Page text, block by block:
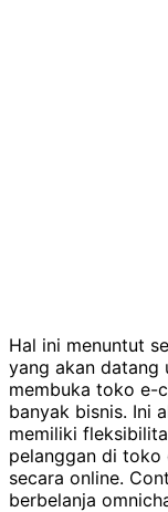
Hal ini menuntut
yang akan datang
membuka toko e-
banyak bisnis. Ini
memiliki
pelanggan di toko
secara online.
berbelanja